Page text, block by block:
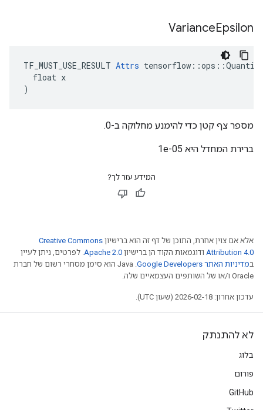
VarianceEpsilon
TF_MUST_USE_RESULT Attrs
  float x
)
מספר צף קטן כדי להימנע מחלוקה ב-0.
ברירת המחדל היא 1e-05
המידע עזר לך?
אלא אם צוין אחרת, התוכן של דף זה הוא ברישיון Creative Commons
Attribution 4.0 ודוגמאות הקוד הן ברישיון Apache 2.0. לפרטים, ניתן לעיין
במדיניות האתר Google Developers‏
.‏ Java הוא סימן מסחרי רשום של חברת
Oracle ו/או של השותפים העצמאיים שלה.
עדכון אחרון: 2026-02-18 (שעון UTC).
לא להתנתק
בלוג
פורום
GitHub